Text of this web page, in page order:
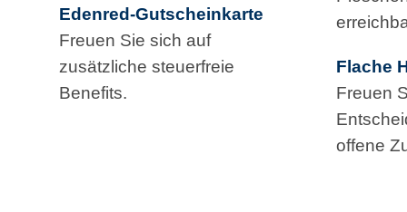
Edenred-Gutscheinkarte
Freuen Sie sich auf
zusätzliche steuerfreie
Benefits.
Flache
Freuen
offene